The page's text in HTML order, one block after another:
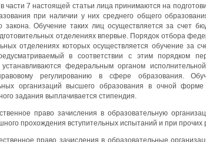
части 7 настоящей статьи лица принимаются на
при наличии у них среднего общего
закона. Обучение таких лиц осуществляется за счет
отделениях впервые. Порядок отбора
отделениях которых осуществляется обучение за
в соответствии с этим порядком
устанавливаются федеральным органом
регулированию в сфере образования.
организаций высшего образования в очной
задания выплачивается стипендия.
право зачисления в образовательную
прохождения вступительных испытаний и при
право зачисления в образовательные